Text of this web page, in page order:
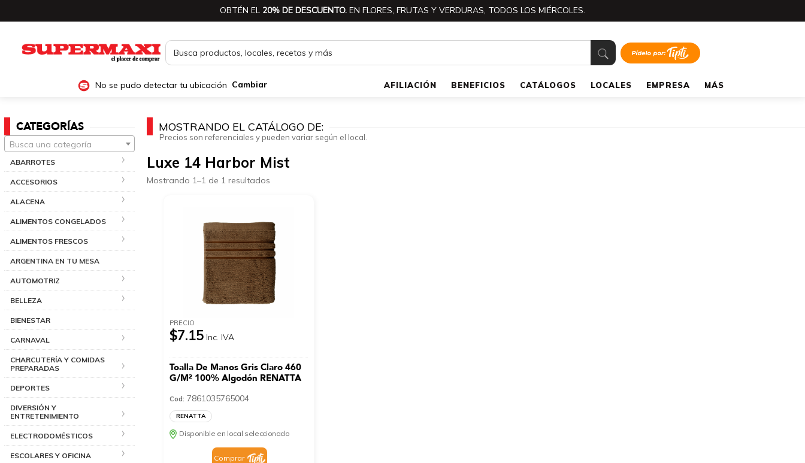
OBTÉN EL 20% DE DESCUENTO. EN FLORES, FRUTAS Y VERDURAS, TODOS LOS MIÉRCOLES.
No se pudo detectar tu ubicación Cambiar AFILIACIÓN BENEFICIOS CATÁLOGOS LOCALES EMPRESA MÁS
CATEGORÍAS
Busca una categoría
ABARROTES
ACCESORIOS
ALACENA
ALIMENTOS CONGELADOS
ALIMENTOS FRESCOS
ARGENTINA EN TU MESA
AUTOMOTRIZ
BELLEZA
BIENESTAR
CARNAVAL
CHARCUTERÍA Y COMIDAS
PREPARADAS
DEPORTES
DIVERSIÓN Y
ENTRETENIMIENTO
ELECTRODOMÉSTICOS
ESCOLARES Y OFICINA
MOSTRANDO EL CATÁLOGO DE:
Precios son referenciales y pueden variar según el local.
Luxe 14 Harbor Mist
Mostrando 1–1 de 1 resultados
PRECIO
$7.15 Inc. IVA
Toalla De Manos Gris Claro 460
G/M² 100% Algodón RENATTA
Cod: 7861035765004
RENATTA
Disponible en local seleccionado
Comprar